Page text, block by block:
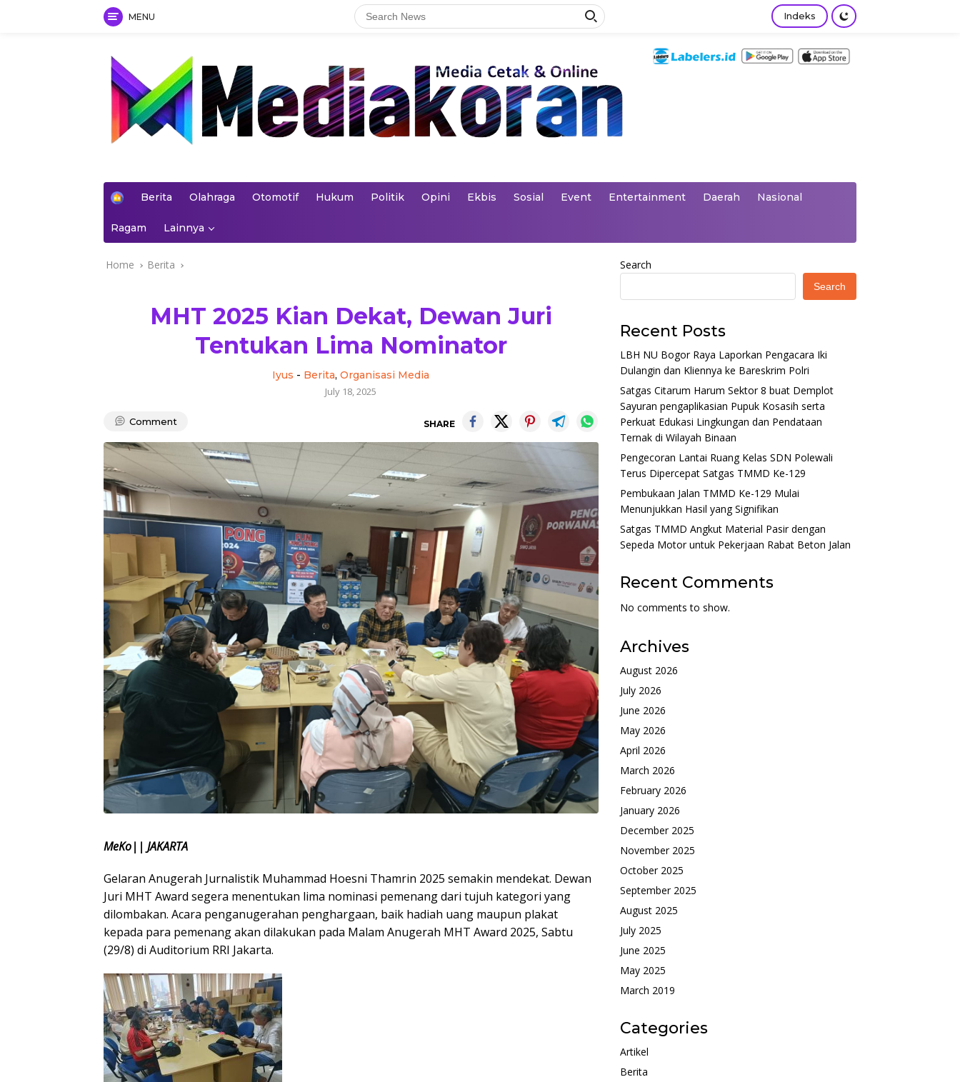
MENU Indeks
H
e
Berita Olahraga Otomotif Hukum Politik Opini Ekbis Sosial Event Entertainment Daerah Nasional
Ragam Lainnya
Home Berita
MHT 2025 Kian Dekat, Dewan Juri
Tentukan Lima Nominator
Iyus - Berita,Organisasi Media
July 18, 2025
Comment SHARE
MeKo|| JAKARTA
Gelaran Anugerah Jurnalistik Muhammad Hoesni Thamrin 2025 semakin mendekat. Dewan
Juri MHT Award segera menentukan lima nominasi pemenang dari tujuh kategori yang
dilombakan. Acara penganugerahan penghargaan, baik hadiah uang maupun plakat
kepada para pemenang akan dilakukan pada Malam Anugerah MHT Award 2025, Sabtu
(29/8) di Auditorium RRI Jakarta.
Search
Search
Recent Posts
LBH NU Bogor Raya Laporkan Pengacara Iki
Dulangin dan Kliennya ke Bareskrim Polri
Satgas Citarum Harum Sektor 8 buat Demplot
Sayuran pengaplikasian Pupuk Kosasih serta
Perkuat Edukasi Lingkungan dan Pendataan
Ternak di Wilayah Binaan
Pengecoran Lantai Ruang Kelas SDN Polewali
Terus Dipercepat Satgas TMMD Ke-129
Pembukaan Jalan TMMD Ke-129 Mulai
Menunjukkan Hasil yang Signifikan
Satgas TMMD Angkut Material Pasir dengan
Sepeda Motor untuk Pekerjaan Rabat Beton Jalan
Recent Comments
No comments to show.
Archives
August 2026
July 2026
June 2026
May 2026
April 2026
March 2026
February 2026
January 2026
December 2025
November 2025
October 2025
September 2025
August 2025
July 2025
June 2025
May 2025
March 2019
Categories
Artikel
Berita